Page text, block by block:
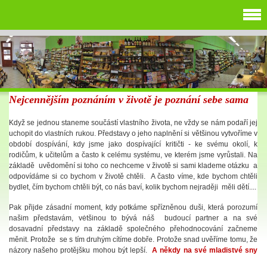
Nejcennějším poznáním v životě je poznání sebe sama
Když se jednou staneme součástí vlastního života, ne vždy se nám podaří jej
uchopit do vlastních rukou. Představy o jeho naplnění si většinou vytvoříme v
období dospívání, kdy jsme jako dospívající kritičti - ke svému okolí, k
rodičům, k učitelům a často k celému systému, ve kterém jsme vyrůstali. Na
základě uvědomění si toho co nechceme v životě si sami klademe otázku a
odpovídáme si co bychom v životě chtěli. A často víme, kde bychom chtěli
bydlet, čím bychom chtěli být, co nás baví, kolik bychom nejraději měli dětí....
Pak přijde zásadní moment, kdy potkáme spřízněnou duši, která porozumí
našim představám, vėtšinou to bývá náš budoucí partner a na své
dosavadní představy na základě společného přehodnocování začneme
měnit. Protože se s tím druhým cítíme dobře. Protože snad uvěříme tomu, že
názory našeho protějšku mohou být lepší. A někdy na své mladistvé sny